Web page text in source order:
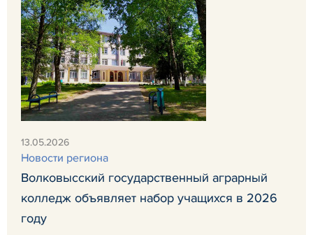
13.05.2026
Новости региона
Волковысский государственный аграрный
колледж объявляет набор учащихся в 2026
году